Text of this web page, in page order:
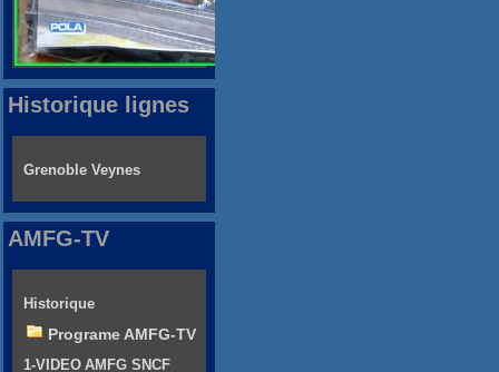
Historique lignes
Grenoble Veynes
AMFG-TV
Historique
Programe AMFG-TV
1-VIDEO AMFG SNCF